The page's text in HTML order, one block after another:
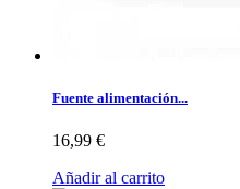
Fuente alimentación...
16,99 €
Añadir al carrito